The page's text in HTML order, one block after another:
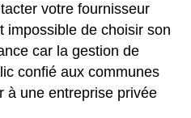
votre fournisseur
impossible de choisir son
car la gestion de
confié aux communes
à une entreprise privée